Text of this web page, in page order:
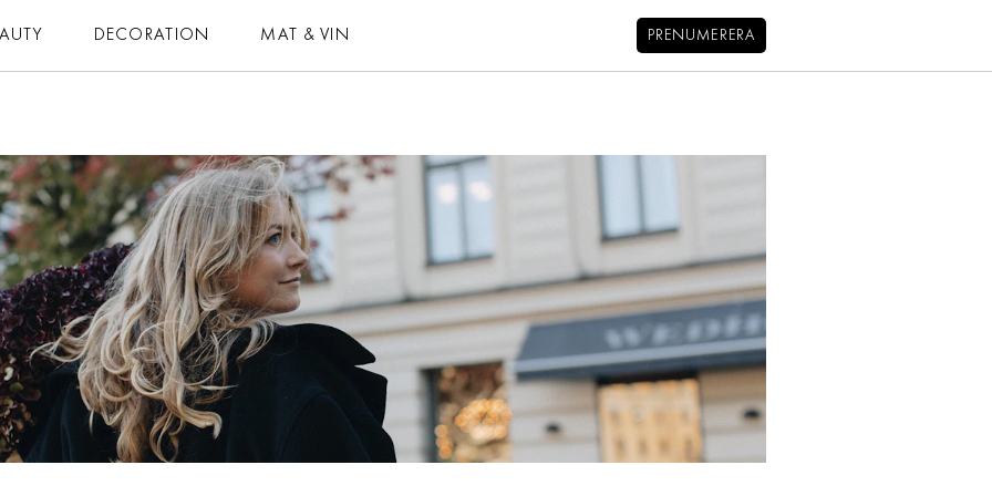
DECORATION MAT & VIN PRENUMERERA
MAT
DRYCK
BAKNING
VEGETARISKT
ALLA RECEPT
– DAGENS
– MÅNADENS
– ÅRETS
ELLE-GALAN
NÖJE
KONTAKT
OM OSS
OM COOKIES
HANTERA PREFERENSER
MENY